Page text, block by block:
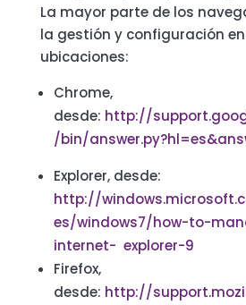
La mayor parte de los
la gestión y configuración
ubicaciones:
Chrome,
desde: http://
/bin/
Explorer, desde:
http://
es/windows7/how-to-
internet- explorer-9
Firefox,
desde: http://